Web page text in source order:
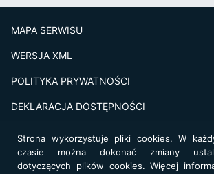
MAPA SERWISU
WERSJA XML
POLITYKA PRYWATNOŚCI
DEKLARACJA DOSTĘPNOŚCI
Projekt i realizacja: netkoncept.com
Strona wykorzystuje pliki cookies. W
czasie można dokonać zmiany
dotyczących plików cookies. Więcej